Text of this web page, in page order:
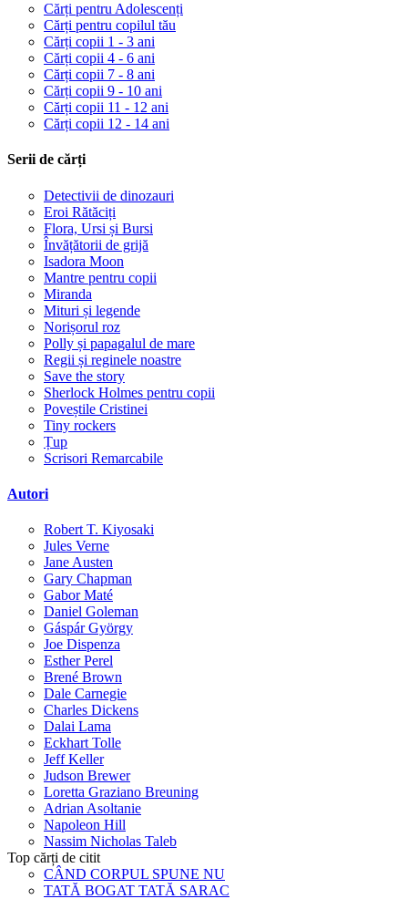
Cărți pentru Adolescenți
Cărți pentru copilul tău
Cărți copii 1 - 3 ani
Cărți copii 4 - 6 ani
Cărți copii 7 - 8 ani
Cărți copii 9 - 10 ani
Cărți copii 11 - 12 ani
Cărți copii 12 - 14 ani
Serii de cărți
Detectivii de dinozauri
Eroi Rătăciți
Flora, Ursi și Bursi
Învățătorii de grijă
Isadora Moon
Mantre pentru copii
Miranda
Mituri și legende
Norișorul roz
Polly și papagalul de mare
Regii și reginele noastre
Save the story
Sherlock Holmes pentru copii
Poveștile Cristinei
Tiny rockers
Țup
Scrisori Remarcabile
Autori
Robert T. Kiyosaki
Jules Verne
Jane Austen
Gary Chapman
Gabor Maté
Daniel Goleman
Gáspár György
Joe Dispenza
Esther Perel
Brené Brown
Dale Carnegie
Charles Dickens
Dalai Lama
Eckhart Tolle
Jeff Keller
Judson Brewer
Loretta Graziano Breuning
Adrian Asoltanie
Napoleon Hill
Nassim Nicholas Taleb
Top cărți de citit
CÂND CORPUL SPUNE NU
TATĂ BOGAT TATĂ SARAC